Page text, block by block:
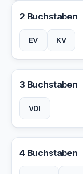
2 Buchstaben
EV KV
3 Buchstaben
VDI
4 Buchstaben